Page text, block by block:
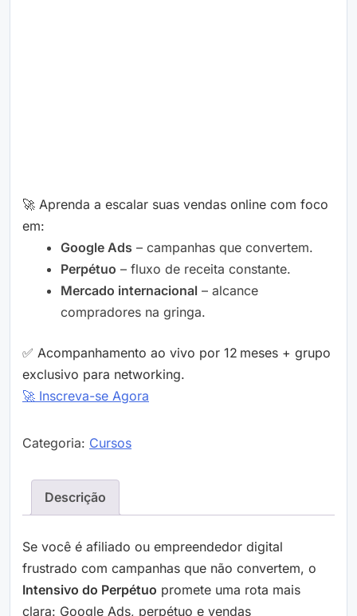
🚀 Aprenda a escalar suas vendas online com foco
em:
Google Ads – campanhas que convertem.
Perpétuo – fluxo de receita constante.
Mercado internacional – alcance
compradores na gringa.
✅ Acompanhamento ao vivo por 12 meses + grupo
exclusivo para networking.
🚀 Inscreva-se Agora
Categoria: Cursos
Descrição
Se você é afiliado ou empreendedor digital
frustrado com campanhas que não convertem, o
Intensivo do Perpétuo promete uma rota mais
clara: Google Ads, perpétuo e vendas